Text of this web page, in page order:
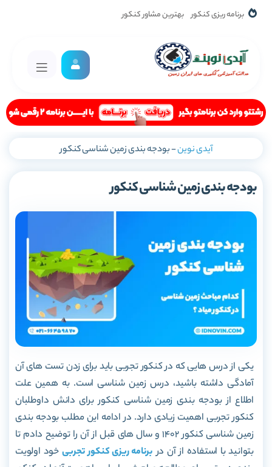
برنامه ریزی کنکور بهترین مشاور کنکور
آیدی نوین-بودجه بندی زمین شناسی کنکور
بودجه بندی زمین شناسی کنکور
یکی از درس هایی که در کنکور تجربی باید برای زدن تست های آن
آمادگی داشته باشید، درس زمین شناسی است. به همین علت
اطلاع از بودجه بندی زمین شناسی کنکور برای دانش داوطلبان
کنکور تجربی اهمیت زیادی دارد. در ادامه این مطلب بودجه بندی
زمین شناسی کنکور 1402 و سال های قبل از آن را توضیح دادم تا
بتوانید با استفاده از آن دربرنامه ریزی کنکور تجربی خود اولویت